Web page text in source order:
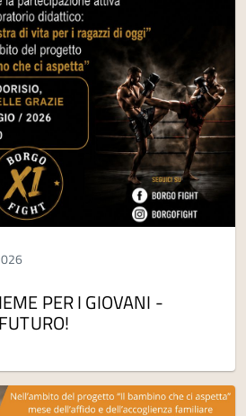
PER I GIOVANI -